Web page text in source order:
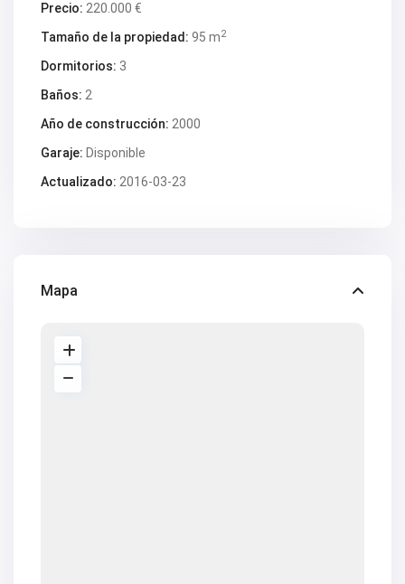
Precio: 220.000 €
Tamaño de la propiedad: 95 m2
Dormitorios: 3
Baños: 2
Año de construcción: 2000
Garaje: Disponible
Actualizado: 2016-03-23
Mapa